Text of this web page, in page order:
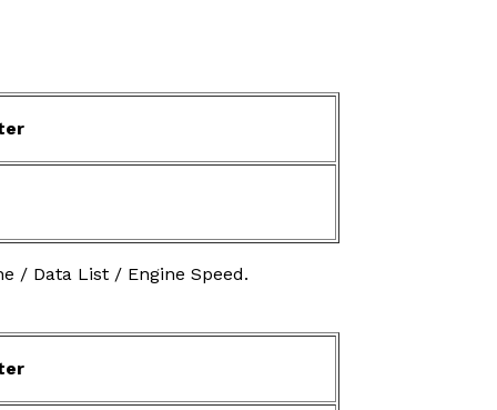
/ Data List / Engine Speed.